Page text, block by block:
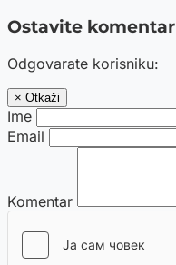
Ostavite komentar
Odgovarate korisniku:
× Otkaži
Ime
Email
Komentar